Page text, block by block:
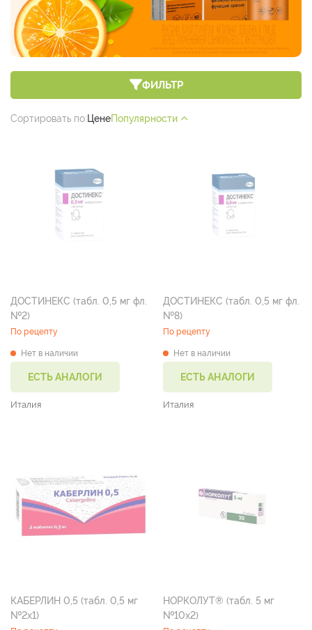
ФИЛЬТР
Сортировать по: ЦенеПопулярности
ДОСТИНЕКС (табл. 0,5 мг фл.
№2)
По рецепту
Нет в наличии
ЕСТЬ АНАЛОГИ
Италия
ДОСТИНЕКС (табл. 0,5 мг фл.
№8)
По рецепту
Нет в наличии
ЕСТЬ АНАЛОГИ
Италия
КАБЕРЛИН 0,5 (табл. 0,5 мг
№2х1)
НОРКОЛУТ® (табл. 5 мг
№10х2)